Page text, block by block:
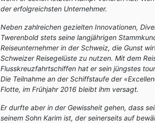
der erfolgreichsten Unternehmer.
Neben zahlreichen gezielten Innovationen,
Twerenbold stets seine langjährigen
Reiseunternehmer in der Schweiz, die Gunst
Schweizer Reisegelüste zu nutzen. Mit dem
Flusskreuzfahrtschiffen hat er sein jüngstes
Die Teilnahme an der Schiffstaufe der
Flotte, im Frühjahr 2016 bleibt ihm versagt.
Er durfte aber in der Gewissheit gehen, dass
seinem Sohn Karim ist, der seinerseits auf